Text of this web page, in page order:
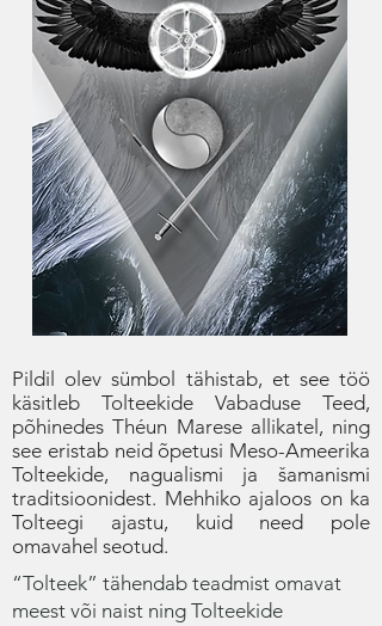
Pildil olev sümbol tähistab, et see töö
käsitleb Tolteekide Vabaduse Teed,
põhinedes Théun Marese allikatel, ning
see eristab neid õpetusi Meso-Ameerika
Tolteekide, nagualismi ja šamanismi
traditsioonidest. Mehhiko ajaloos on ka
Tolteegi ajastu, kuid need pole
omavahel seotud.
“Tolteek” tähendab teadmist omavat
meest või naist ning Tolteekide